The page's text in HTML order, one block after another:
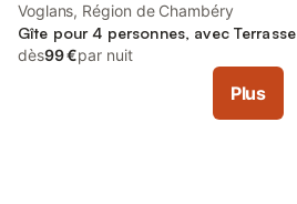
Voglans, Région de Chambéry
Gîte pour 4 personnes, avec Terrasse
dès99 €par nuit
Plus